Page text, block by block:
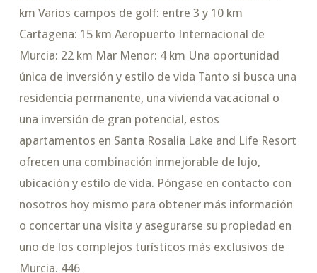
km Varios campos de golf: entre 3 y 10 km
Cartagena: 15 km Aeropuerto Internacional de
Murcia: 22 km Mar Menor: 4 km Una oportunidad
única de inversión y estilo de vida Tanto si busca una
residencia permanente, una vivienda vacacional o
una inversión de gran potencial, estos
apartamentos en Santa Rosalia Lake and Life Resort
ofrecen una combinación inmejorable de lujo,
ubicación y estilo de vida. Póngase en contacto con
nosotros hoy mismo para obtener más información
o concertar una visita y asegurarse su propiedad en
uno de los complejos turísticos más exclusivos de
Murcia. 446